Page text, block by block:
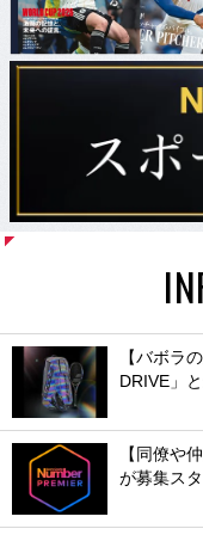
【バボラ
DRIVE」
【同僚や
が募集スタ